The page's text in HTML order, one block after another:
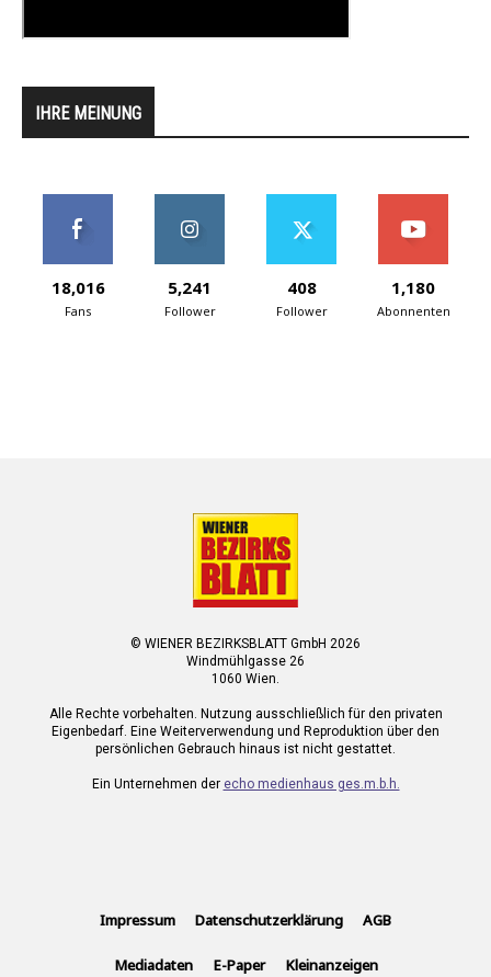
IHRE MEINUNG
18,016
Fans
5,241
Follower
408
Follower
1,180
Abonnenten
© WIENER BEZIRKSBLATT GmbH 2026
Windmühlgasse 26
1060 Wien.
Alle Rechte vorbehalten. Nutzung ausschließlich für den privaten
Eigenbedarf. Eine Weiterverwendung und Reproduktion über den
persönlichen Gebrauch hinaus ist nicht gestattet.
Ein Unternehmen der echo medienhaus ges.m.b.h.
Impressum Datenschutzerklärung AGB
Mediadaten E-Paper Kleinanzeigen